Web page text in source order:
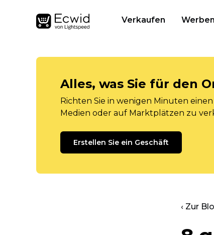
Verkaufen Werben
Alles, was Sie für den
Richten Sie in wenigen Minuten
Medien oder auf Marktplätzen zu
Erstellen Sie ein Geschäft
‹ Zur